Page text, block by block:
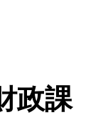
政課